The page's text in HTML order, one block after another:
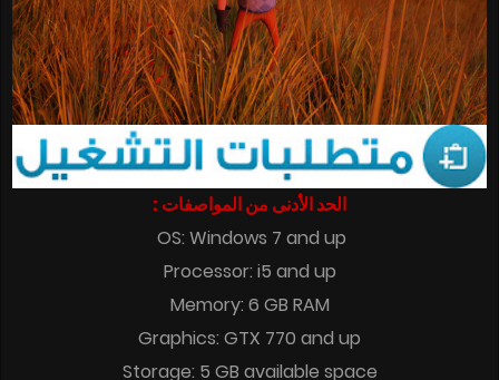
الحد الأدنى من المواصفات :
OS: Windows 7 and up
Processor: i5 and up
Memory: 6 GB RAM
Graphics: GTX 770 and up
Storage: 5 GB available space